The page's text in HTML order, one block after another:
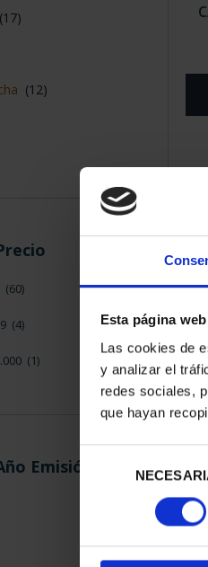
Esta página
Las cookies de
y analizar el
redes sociales,
que hayan
de
consentimiento
(17)
(12)
(60)
(4)
(1)
Emisión